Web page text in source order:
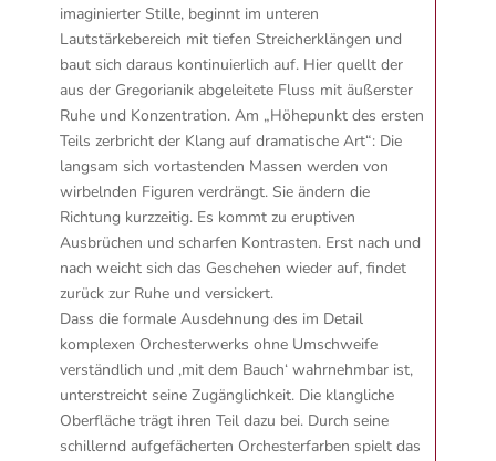
imaginierter Stille, beginnt im unteren
Lautstärkebereich mit tiefen Streicherklängen und
baut sich daraus kontinuierlich auf. Hier quellt der
aus der Gregorianik abgeleitete Fluss mit äußerster
Ruhe und Konzentration. Am „Höhepunkt des ersten
Teils zerbricht der Klang auf dramatische Art“: Die
langsam sich vortastenden Massen werden von
wirbelnden Figuren verdrängt. Sie ändern die
Richtung kurzzeitig. Es kommt zu eruptiven
Ausbrüchen und scharfen Kontrasten. Erst nach und
nach weicht sich das Geschehen wieder auf, findet
zurück zur Ruhe und versickert.
Dass die formale Ausdehnung des im Detail
komplexen Orchesterwerks ohne Umschweife
verständlich und ‚mit dem Bauch‘ wahrnehmbar ist,
unterstreicht seine Zugänglichkeit. Die klangliche
Oberfläche trägt ihren Teil dazu bei. Durch seine
schillernd aufgefächerten Orchesterfarben spielt das